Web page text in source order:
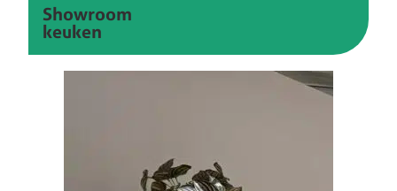
Showroom
keuken